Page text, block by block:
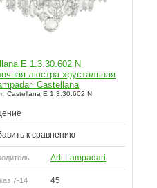
E 1.3.30.602 N
люстра хрустальная
Castellana
Castellana E 1.3.30.602 N
к сравнению
Arti Lampadari
7-14
45